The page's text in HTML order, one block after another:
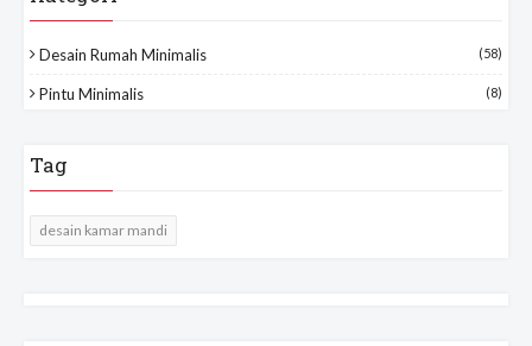
Desain Rumah Minimalis (58)
Pintu Minimalis (8)
Tag
desain kamar mandi